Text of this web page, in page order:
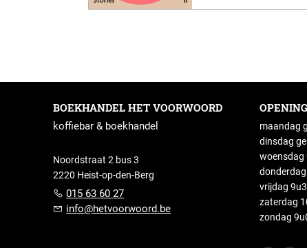
BOEKHANDEL HET VOORWOORD
koffiebar & boekhandel
Noordstraat 2 bus 3
2220 Heist-op-den-Berg
015 63 60 27
info@hetvoorwoord.be
maandag
dinsdag
woensdag
vrijdag
zaterdag
zondag